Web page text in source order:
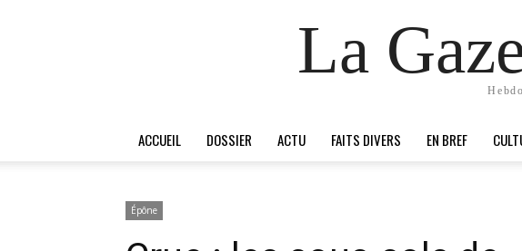
La
ACCUEIL DOSSIER ACTU FAITS DIVERS EN BREF
Épône